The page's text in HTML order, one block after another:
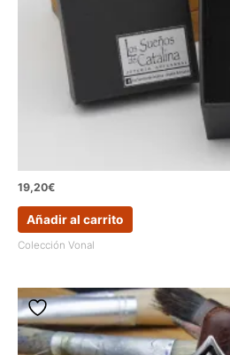
19,20€
Añadir al carrito
Colección Vonal